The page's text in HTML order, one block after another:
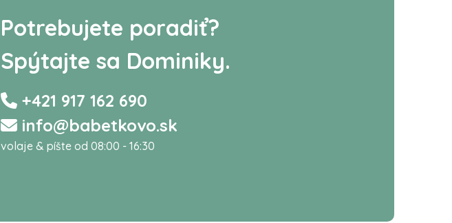
Potrebujete poradiť?
Spýtajte sa Dominiky.
+421 917 162 690
info@babetkovo.sk
volaje & píšte od 08:00 - 16:30